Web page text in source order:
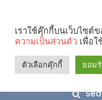
เราใช้คุ๊กกี้บนเว็บไซต์
ความเป็นส่วนตัว เพื่อใ
ตัวเลือกคุ๊กกี้ ยอม